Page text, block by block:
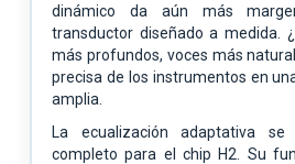
dinámico da aún más
transductor diseñado a medida.
más profundos, voces más
precisa de los instrumentos en
amplia.
La ecualización adaptativa
completo para el chip H2. Su